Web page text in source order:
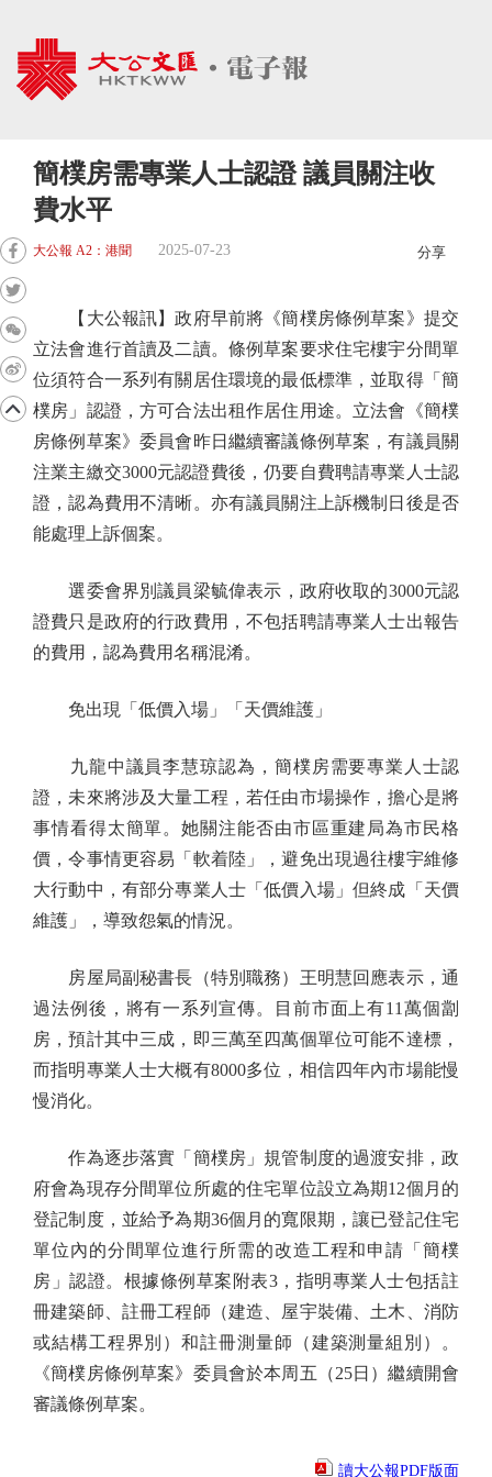
簡樸房需專業人士認證 議員關注收
費水平
大公報 A2：港聞 2025-07-23 分享
【大公報訊】政府早前將《簡樸房條例草案》提交
立法會進行首讀及二讀。條例草案要求住宅樓宇分間單
位須符合一系列有關居住環境的最低標準，並取得「簡
樸房」認證，方可合法出租作居住用途。立法會《簡樸
房條例草案》委員會昨日繼續審議條例草案，有議員關
注業主繳交3000元認證費後，仍要自費聘請專業人士認
證，認為費用不清晰。亦有議員關注上訴機制日後是否
能處理上訴個案。
選委會界別議員梁毓偉表示，政府收取的3000元認
證費只是政府的行政費用，不包括聘請專業人士出報告
的費用，認為費用名稱混淆。
免出現「低價入場」「天價維護」
九龍中議員李慧琼認為，簡樸房需要專業人士認
證，未來將涉及大量工程，若任由市場操作，擔心是將
事情看得太簡單。她關注能否由市區重建局為市民格
價，令事情更容易「軟着陸」，避免出現過往樓宇維修
大行動中，有部分專業人士「低價入場」但終成「天價
維護」，導致怨氣的情況。
房屋局副秘書長（特別職務）王明慧回應表示，通
過法例後，將有一系列宣傳。目前市面上有11萬個劏
房，預計其中三成，即三萬至四萬個單位可能不達標，
而指明專業人士大概有8000多位，相信四年內市場能慢
慢消化。
作為逐步落實「簡樸房」規管制度的過渡安排，政
府會為現存分間單位所處的住宅單位設立為期12個月的
登記制度，並給予為期36個月的寬限期，讓已登記住宅
單位內的分間單位進行所需的改造工程和申請「簡樸
房」認證。根據條例草案附表3，指明專業人士包括註
冊建築師、註冊工程師（建造、屋宇裝備、土木、消防
或結構工程界別）和註冊測量師（建築測量組別）。
《簡樸房條例草案》委員會於本周五（25日）繼續開會
審議條例草案。
讀大公報PDF版面